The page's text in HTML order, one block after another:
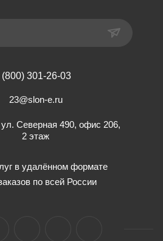
(800) 301-26-03
23@slon-e.ru
Северная 490, офис 206,
2 этаж
в удалённом формате
по всей России